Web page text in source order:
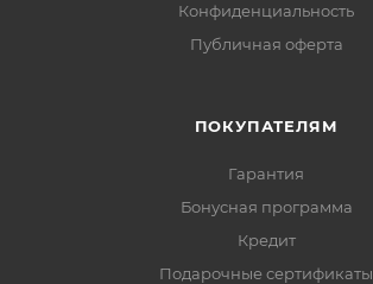
Конфиденциальность
Публичная оферта
ПОКУПАТЕЛЯМ
Гарантия
Бонусная программа
Кредит
Подарочные сертификаты